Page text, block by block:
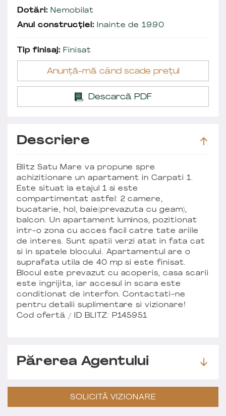
Dotări: Nemobilat
Anul construcției: Inainte de 1990
Tip finisaj: Finisat
Anunță-mă când scade prețul
Descarcă PDF
Descriere
Blitz Satu Mare va propune spre
achizitionare un apartament in Carpati 1.
Este situat la etajul 1 si este
compartimentat astfel: 2 camere,
bucatarie, hol, baie(prevazuta cu geam),
balcon. Un apartament luminos, pozitionat
intr-o zona cu acces facil catre tate ariile
de interes. Sunt spatii verzi atat in fata cat
si in spatele blocului. Apartamentul are o
suprafata utila de 40 mp si este finisat.
Blocul este prevazut cu acoperis, casa scarii
este ingrijita, iar accesul in scara este
conditionat de interfon. Contactati-ne
pentru detalii suplimentare si vizionare!
Cod ofertă / ID BLITZ: P145951
Părerea Agentului
SOLICITĂ VIZIONARE